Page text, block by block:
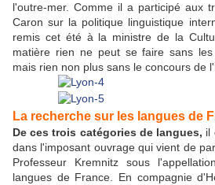
l'outre-mer. Comme il a participé aux
Caron sur la politique linguistique
remis cet été à la ministre de la
matière rien ne peut se faire sans les
mais rien non plus sans le concours de
La recherche sur les langues de
De ces trois catégories de langues, il
dans l'imposant ouvrage qui vient de
Professeur Kremnitz sous
langues de France. En compagnie